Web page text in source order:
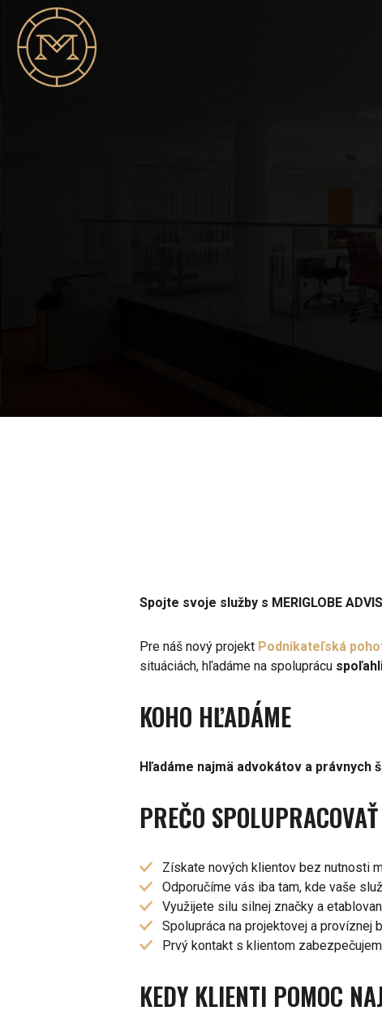
Spojte svoje služby s MERIGLOBE
Pre náš nový projekt Podnikateľská
situáciách, hľadáme na spoluprácu
KOHO HĽADÁME
Hľadáme najmä advokátov a
PREČO
Získate nových klientov bez nutnosti
Odporučíme vás iba tam, kde vaše
Využijete silu silnej značky a
Spolupráca na projektovej a províznej
Prvý kontakt s klientom
KEDY KLIENTI POMOC